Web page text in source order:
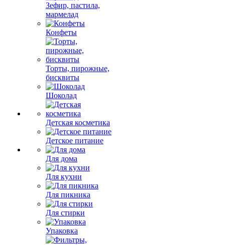
Зефир, пастила,
мармелад
Конфеты
Торты, пирожные,
бисквиты
Шоколад
Детская косметика
Детское питание
Для дома
Для кухни
Для пикника
Для стирки
Упаковка